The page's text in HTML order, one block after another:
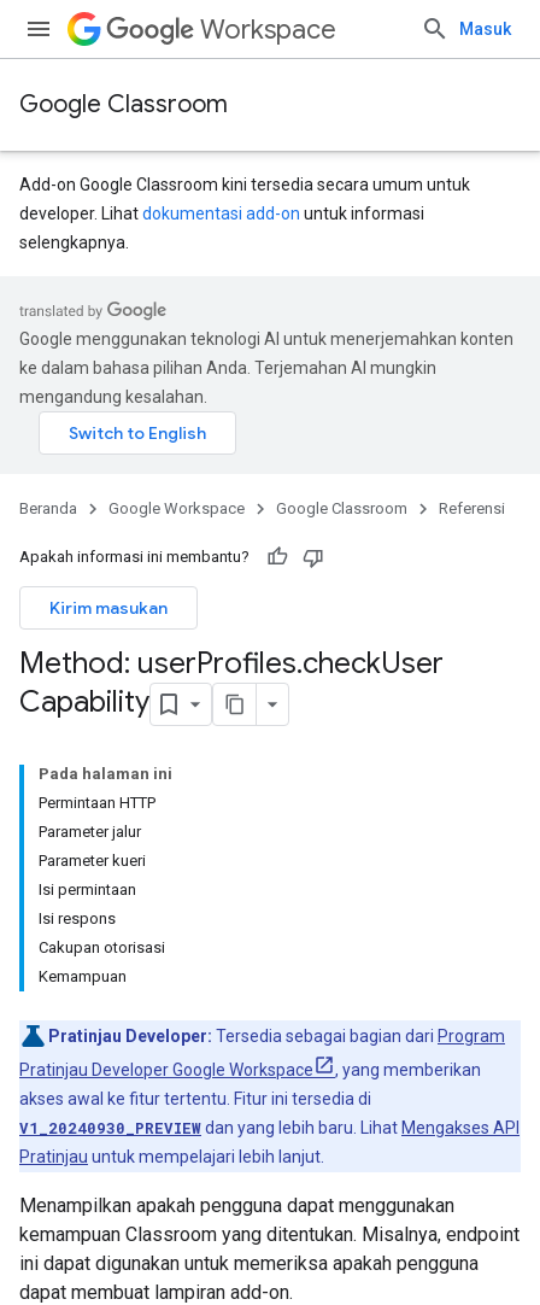
Workspace Masuk
Google Classroom
Add-on Google Classroom kini tersedia secara umum untuk
developer. Lihatdokumentasi add-on untuk informasi
selengkapnya.
Google menggunakan teknologi AI untuk menerjemahkan konten
ke dalam bahasa pilihan Anda. Terjemahan AI mungkin
mengandung kesalahan.
Beranda Google Workspace Google Classroom Referensi
Apakah informasi ini membantu?
Kirim masukan
Method: userProfiles.checkUser
Capability
Pada halaman ini
Permintaan HTTP
Parameter jalur
Parameter kueri
Isi permintaan
Isi respons
Cakupan otorisasi
Kemampuan
Pratinjau Developer: Tersedia sebagai bagian dari Program
Pratinjau Developer Google Workspace
, yang memberikan
akses awal ke fitur tertentu. Fitur ini tersedia di
V1_20240930_PREVIEWdan yang lebih baru. Lihat Mengakses API
Pratinjau untuk mempelajari lebih lanjut.
Menampilkan apakah pengguna dapat menggunakan
kemampuan Classroom yang ditentukan. Misalnya, endpoint
ini dapat digunakan untuk memeriksa apakah pengguna
dapat membuat lampiran add-on.